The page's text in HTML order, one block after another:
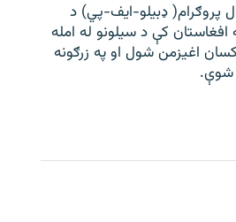
پروګرام( ډبیلو-ایف-پي) د
افغاستان کې د سیلونو له امله
اغیزمن شول او په زرګونه
شوې.